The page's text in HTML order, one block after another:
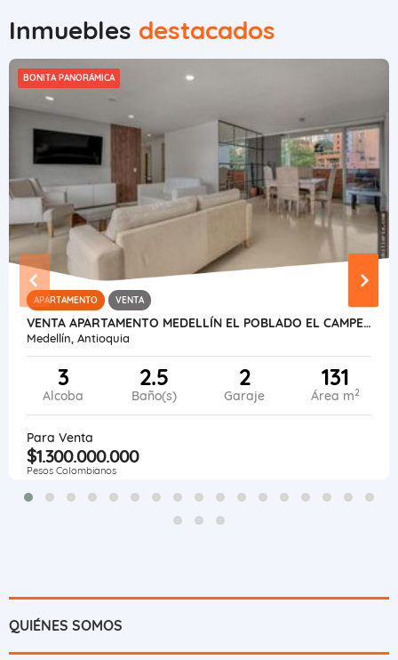
Inmuebles destacados
BONITA PANORÁMICA
APARTAMENTO VENTA
VENTA APARTAMENTO MEDELLÍN EL POBLADO EL CAMPESTRE.
Medellín, Antioquia
3
Alcoba
2.5
Baño(s)
2
Garaje
131
Área m2
Para Venta
$1.300.000.000
Pesos Colombianos
QUIÉNES SOMOS